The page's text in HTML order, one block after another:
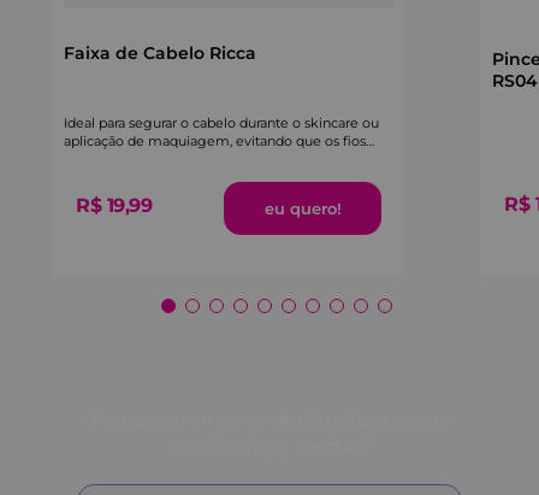
Faixa de Cabelo Ricca
Ideal para segurar o cabelo durante o skincare ou
aplicação de maquiagem, evitando que os fios
R$ 19,99 R$